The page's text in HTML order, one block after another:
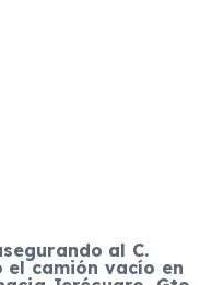
al C.
el camión vacío en